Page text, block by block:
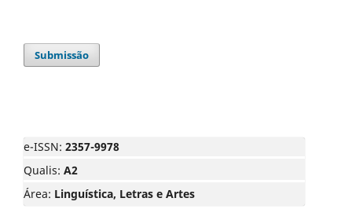
Submissão
e-ISSN: 2357-9978
Qualis: A2
Área: Linguística, Letras e Artes